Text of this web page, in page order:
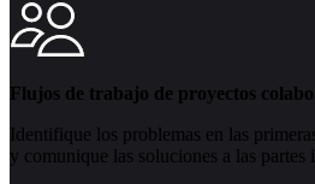
Flujos de trabajo de proyectos
Identifique los problemas en las
y comunique las soluciones a las partes